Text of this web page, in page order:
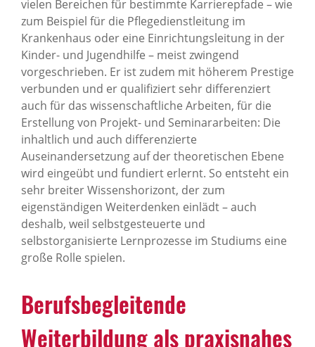
vielen Bereichen für bestimmte Karrierepfade – wie
zum Beispiel für die Pflegedienstleitung im
Krankenhaus oder eine Einrichtungsleitung in der
Kinder- und Jugendhilfe – meist zwingend
vorgeschrieben. Er ist zudem mit höherem Prestige
verbunden und er qualifiziert sehr differenziert
auch für das wissenschaftliche Arbeiten, für die
Erstellung von Projekt- und Seminararbeiten: Die
inhaltlich und auch differenzierte
Auseinandersetzung auf der theoretischen Ebene
wird eingeübt und fundiert erlernt. So entsteht ein
sehr breiter Wissenshorizont, der zum
eigenständigen Weiterdenken einlädt – auch
deshalb, weil selbstgesteuerte und
selbstorganisierte Lernprozesse im Studiums eine
große Rolle spielen.
Berufsbegleitende
Weiterbildung als praxisnahes